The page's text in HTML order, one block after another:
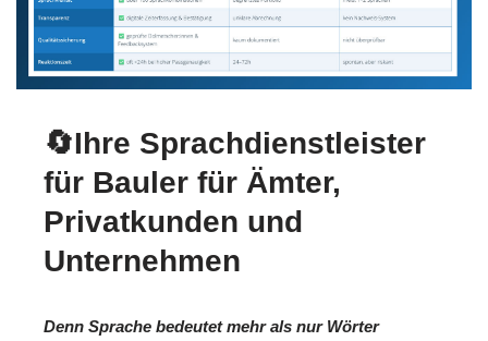
🔄Ihre Sprachdienstleister
für Bauler für Ämter,
Privatkunden und
Unternehmen
Denn Sprache bedeutet mehr als nur Wörter